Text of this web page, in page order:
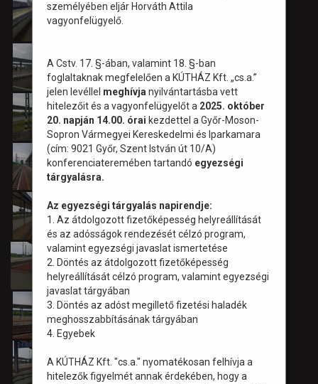
személyében eljár Horváth Attila
vagyonfelügyelő.
A Cstv. 17. §-ában, valamint 18. §-ban
foglaltaknak megfelelően a KÚTHÁZ Kft. „cs.a.”
jelen levéllel meghívja nyilvántartásba vett
hitelezőit és a vagyonfelügyelőt a 2025. október
20. napján 14.00. órai kezdettel a Győr-Moson-
Sopron Vármegyei Kereskedelmi és Iparkamara
(cím: 9021 Győr, Szent István út 10/A)
konferenciateremében tartandó egyezségi
tárgyalásra.
Az egyezségi tárgyalás napirendje:
1. Az átdolgozott fizetőképesség helyreállítását
és az adósságok rendezését célzó program,
valamint egyezségi javaslat ismertetése
2. Döntés az átdolgozott fizetőképesség
helyreállítását célzó program, valamint egyezségi
javaslat tárgyában
3. Döntés az adóst megillető fizetési haladék
meghosszabbításának tárgyában
4. Egyebek
A KÚTHÁZ Kft. "cs.a." nyomatékosan felhívja a
hitelezők figyelmét annak érdekében, hogy a